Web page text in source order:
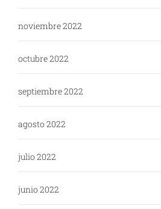
noviembre 2022
octubre 2022
septiembre 2022
agosto 2022
julio 2022
junio 2022